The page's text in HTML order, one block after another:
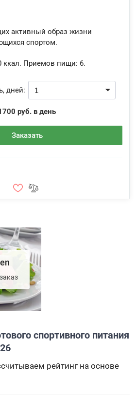
активный образ жизни
спортом.
ккал. Приемов пищи: 6.
дней:
руб. в день
Заказать
спортивного питания
рейтинг на основе